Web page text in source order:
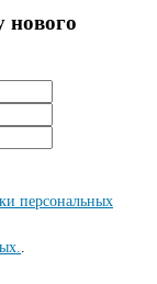
нового
персональных